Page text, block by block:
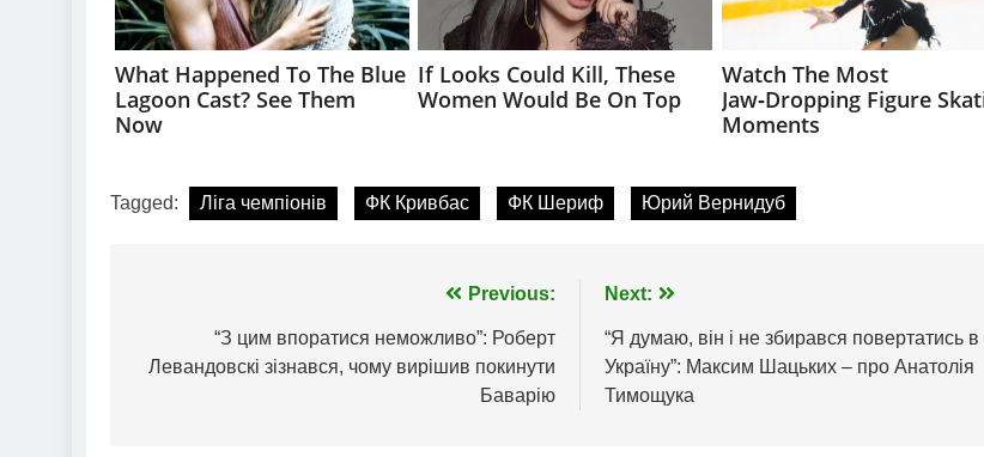
Tagged: Ліга чемпіонів ФК Кривбас ФК Шериф Юрий Вернидуб
записів
Previous:
“З цим впоратися неможливо”: Роберт
Левандовскі зізнався, чому вирішив покинути
Баварію
Next:
“Я думаю, він і не збирався повертатись в
Україну”: Максим Шацьких – про Анатолія
Тимощука